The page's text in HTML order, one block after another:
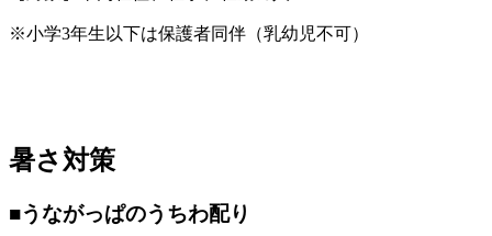
※小学3年生以下は保護者同伴（乳幼児不可）
暑さ対策
■うながっぱのうちわ配り